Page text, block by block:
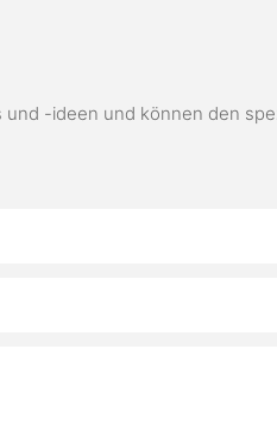
-ideen und können den